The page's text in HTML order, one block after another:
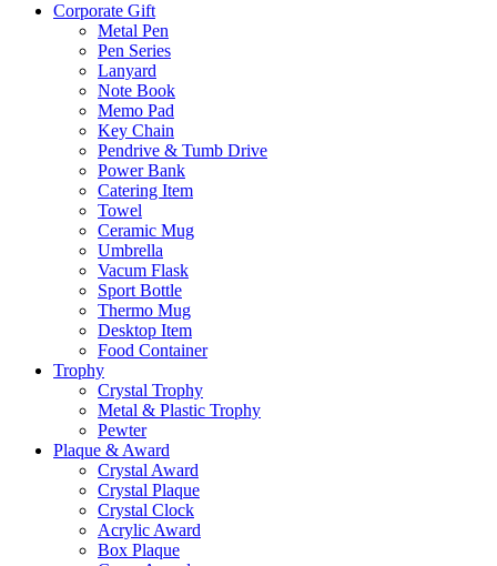
Corporate Gift
Metal Pen
Pen Series
Lanyard
Note Book
Memo Pad
Key Chain
Pendrive & Tumb Drive
Power Bank
Catering Item
Towel
Ceramic Mug
Umbrella
Vacum Flask
Sport Bottle
Thermo Mug
Desktop Item
Food Container
Trophy
Crystal Trophy
Metal & Plastic Trophy
Pewter
Plaque & Award
Crystal Award
Crystal Plaque
Crystal Clock
Acrylic Award
Box Plaque